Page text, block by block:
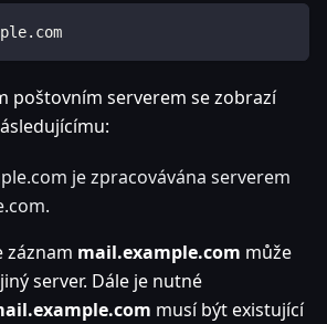
poštovním serverem se zobrazí
je zpracovávána serverem
záznam mail.example.com může
server. Dále je nutné
musí být existující